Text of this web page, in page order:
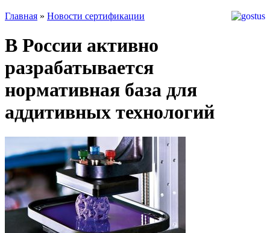
Главная » Новости сертификации
В России активно
разрабатывается
нормативная база для
аддитивных технологий